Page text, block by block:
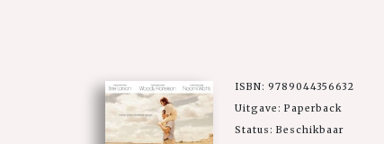
ISBN: 9789044356632
Uitgave: Paperback
Status: Beschikbaar